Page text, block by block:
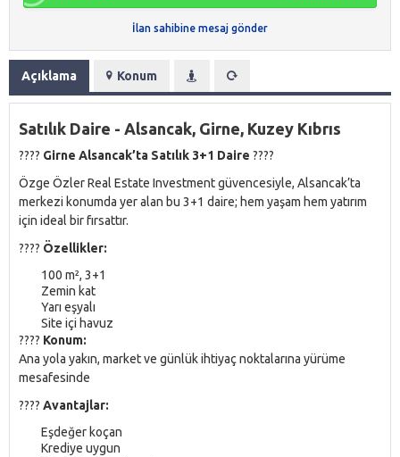
İlan sahibine mesaj gönder
Açıklama Konum
Satılık Daire - Alsancak, Girne, Kuzey Kıbrıs
???? Girne Alsancak’ta Satılık 3+1 Daire ????
Özge Özler Real Estate Investment güvencesiyle, Alsancak’ta
merkezi konumda yer alan bu 3+1 daire; hem yaşam hem yatırım
için ideal bir fırsattır.
???? Özellikler:
100 m², 3+1
Zemin kat
Yarı eşyalı
Site içi havuz
???? Konum:
Ana yola yakın, market ve günlük ihtiyaç noktalarına yürüme
mesafesinde
???? Avantajlar:
Eşdeğer koçan
Krediye uygun